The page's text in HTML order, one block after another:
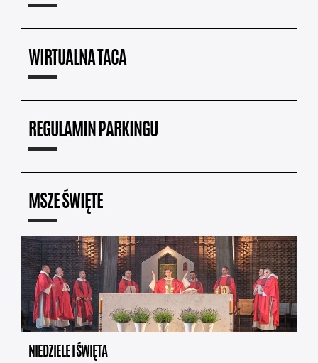
WIRTUALNA TACA
REGULAMIN PARKINGU
MSZE ŚWIĘTE
NIEDZIELE I ŚWIĘTA